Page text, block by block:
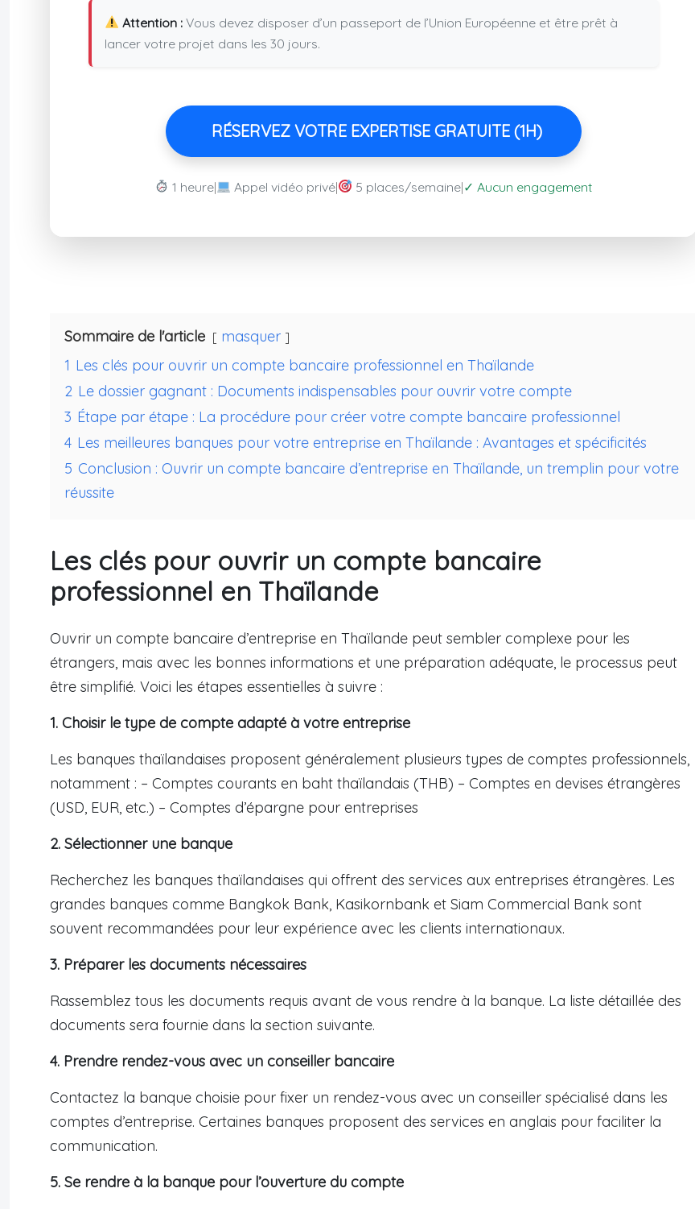
Attention :Vous devez disposer d’un passeport de l’Union Européenne et être prêt à
lancer votre projet dans les 30 jours.
RÉSERVEZ VOTRE EXPERTISE GRATUITE (1H)
1 heure| Appel vidéo privé| 5 places/semaine|✓ Aucun engagement
Sommaire de l'article
masquer
1 Les clés pour ouvrir un compte bancaire professionnel en Thaïlande
2 Le dossier gagnant : Documents indispensables pour ouvrir votre compte
3 Étape par étape : La procédure pour créer votre compte bancaire professionnel
4 Les meilleures banques pour votre entreprise en Thaïlande : Avantages et spécificités
5 Conclusion : Ouvrir un compte bancaire d’entreprise en Thaïlande, un tremplin pour votre
réussite
Les clés pour ouvrir un compte bancaire
professionnel en Thaïlande
Ouvrir un compte bancaire d’entreprise en Thaïlande peut sembler complexe pour les
étrangers, mais avec les bonnes informations et une préparation adéquate, le processus peut
être simplifié. Voici les étapes essentielles à suivre :
1. Choisir le type de compte adapté à votre entreprise
Les banques thaïlandaises proposent généralement plusieurs types de comptes professionnels,
notamment : – Comptes courants en baht thaïlandais (THB) – Comptes en devises étrangères
(USD, EUR, etc.) – Comptes d’épargne pour entreprises
2. Sélectionner une banque
Recherchez les banques thaïlandaises qui offrent des services aux entreprises étrangères. Les
grandes banques comme Bangkok Bank, Kasikornbank et Siam Commercial Bank sont
souvent recommandées pour leur expérience avec les clients internationaux.
3. Préparer les documents nécessaires
Rassemblez tous les documents requis avant de vous rendre à la banque. La liste détaillée des
documents sera fournie dans la section suivante.
4. Prendre rendez-vous avec un conseiller bancaire
Contactez la banque choisie pour fixer un rendez-vous avec un conseiller spécialisé dans les
comptes d’entreprise. Certaines banques proposent des services en anglais pour faciliter la
communication.
5. Se rendre à la banque pour l’ouverture du compte